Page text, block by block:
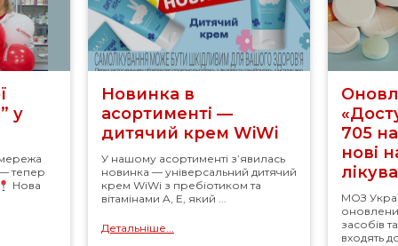
у
тепер
Нова
Новинка в
асортименті —
дитячий крем WiWi
У нашому асортименті з’явилась
новинка — універсальний дитячий
крем WiWi з пребіотиком та
вітамінами A, E, який ...
Детальніше...
705
нові
МОЗ
засобів
входять